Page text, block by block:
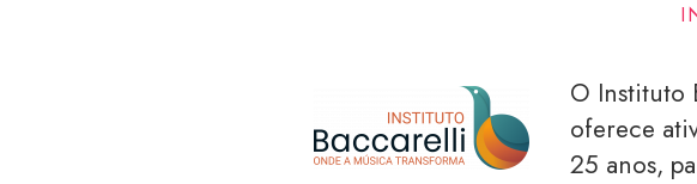
O Instituto
oferece
25 anos,